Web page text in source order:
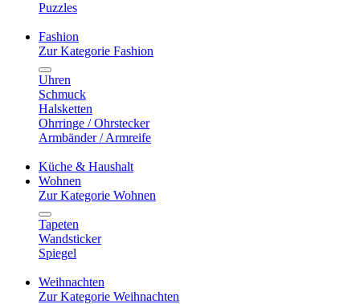
Puzzles
Fashion
Zur Kategorie Fashion
Uhren
Schmuck
Halsketten
Ohrringe / Ohrstecker
Armbänder / Armreife
Küche & Haushalt
Wohnen
Zur Kategorie Wohnen
Tapeten
Wandsticker
Spiegel
Weihnachten
Zur Kategorie Weihnachten